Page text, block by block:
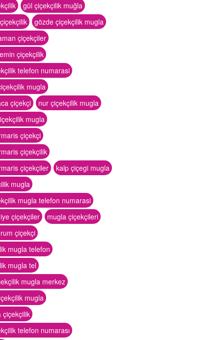
gül çiçekçilik muğla
gözde çiçekçilik mugla
çiçekçiler
çiçekçilik
telefon numarasi
mugla
çiçekçi
nur çiçekçilik mugla
mugla
çiçekçi
çiçekçilik
çiçekçiler
kalp çiçegi mugla
mugla
mugla telefon numarasi
çiçekçiler
mugla çiçekçileri
çiçekçi
mugla telefon
mugla tel
mugla merkez
mugla
çiçekçilik
telefon numarası